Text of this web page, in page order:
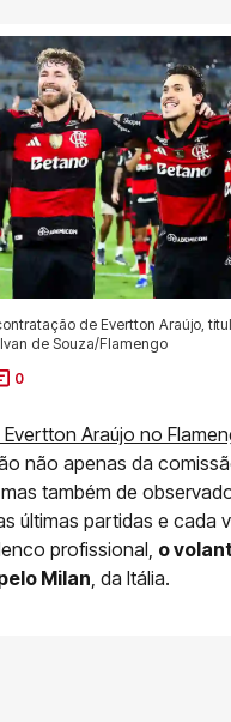
de Evertton Araújo,
de Souza/Flamengo
0
Araújo no
não apenas da
também de
últimas partidas e cada
profissional, o
Milan , da Itália.